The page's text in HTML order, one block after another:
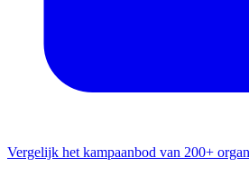
Vergelijk het kampaanbod van 200+